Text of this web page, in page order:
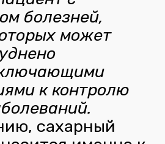
болезней,
может
к контролю
сахарный